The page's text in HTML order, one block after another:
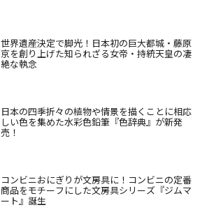
世界遺産決定で脚光！日本初の巨大都城・藤原
京を創り上げた知られざる女帝・持統天皇の凄
絶な執念
日本の四季折々の植物や情景を描くことに相応
しい色を集めた水彩色鉛筆『色辞典』が新発
売！
コンビニおにぎりが文房具に！コンビニの定番
商品をモチーフにした文房具シリーズ『ジムマ
ート』誕生